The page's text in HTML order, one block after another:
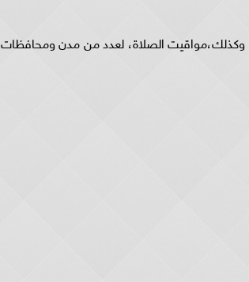
وكذلك،مواقيت الصلاة، لعدد من مدن ومحافظات